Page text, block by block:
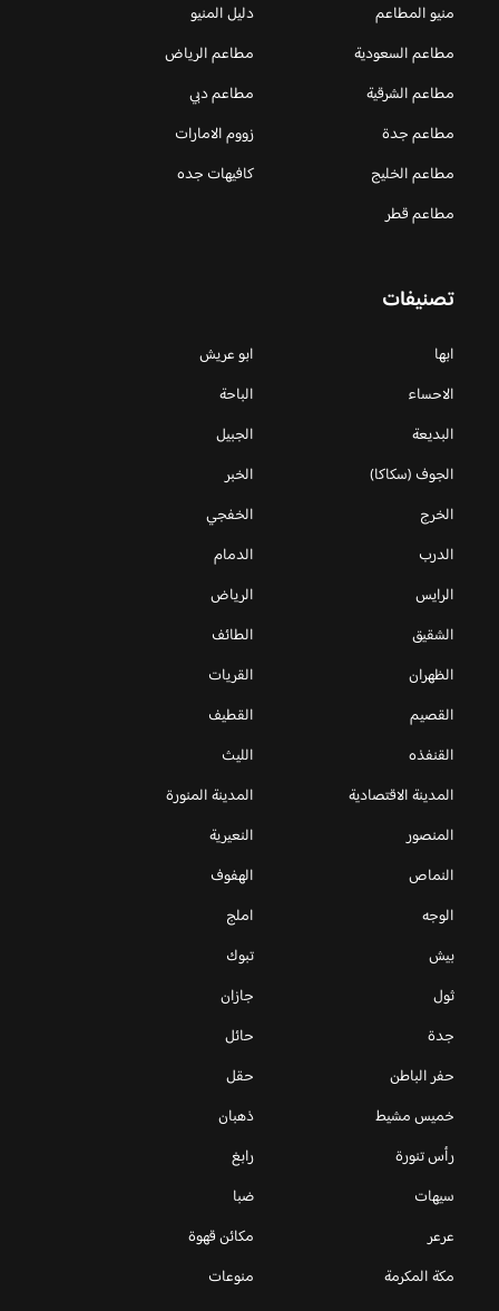
منيو المطاعم
دليل المنيو
مطاعم السعودية
مطاعم الرياض
مطاعم الشرقية
مطاعم دبي
مطاعم جدة
زووم الامارات
مطاعم الخليج
كافيهات جده
مطاعم قطر
تصنيفات
ابها
ابو عريش
الاحساء
الباحة
البديعة
الجبيل
الجوف (سكاكا)
الخبر
الخرج
الخفجي
الدرب
الدمام
الرايس
الرياض
الشقيق
الطائف
الظهران
القريات
القصيم
القطيف
القنفذه
الليث
المدينة الاقتصادية
المدينة المنورة
المنصور
النعيرية
النماص
الهفوف
الوجه
املج
بيش
تبوك
ثول
جازان
جدة
حائل
حفر الباطن
حقل
خميس مشيط
ذهبان
رأس تنورة
رابغ
سيهات
ضبا
عرعر
مكائن قهوة
مكة المكرمة
منوعات